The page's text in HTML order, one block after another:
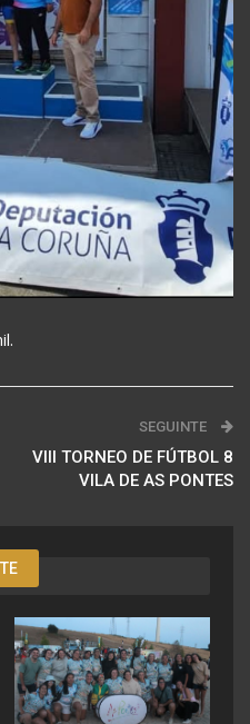
SEGUINTE
VIII TORNEO DE FÚTBOL 8
VILA DE AS PONTES